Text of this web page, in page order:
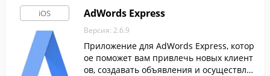
iOS AdWords Express
Версия: 2.6.9
Приложение для AdWords Express, котор
ое поможет вам привлечь новых клиент
ов, создавать объявления и осуществля